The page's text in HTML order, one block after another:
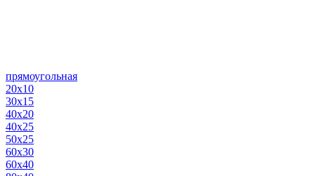
прямоугольная
20х10
30х15
40х20
40х25
50х25
60х30
60х40